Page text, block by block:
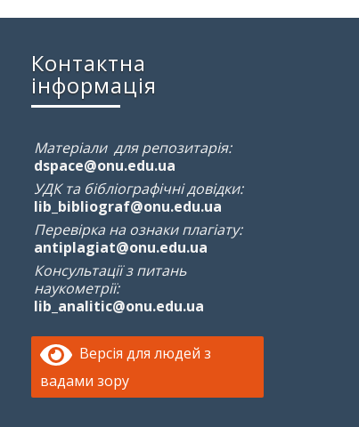
Контактна
інформація
Матеріали для репозитарія:
dspace@onu.edu.ua
УДК та бібліографічні довідки:
lib_bibliograf@onu.edu.ua
Перевірка на ознаки плагіату:
antiplagiat@onu.edu.ua
Консультації з питань
наукометрії:
lib_analitic@onu.edu.ua
Версія для людей з
вадами зору